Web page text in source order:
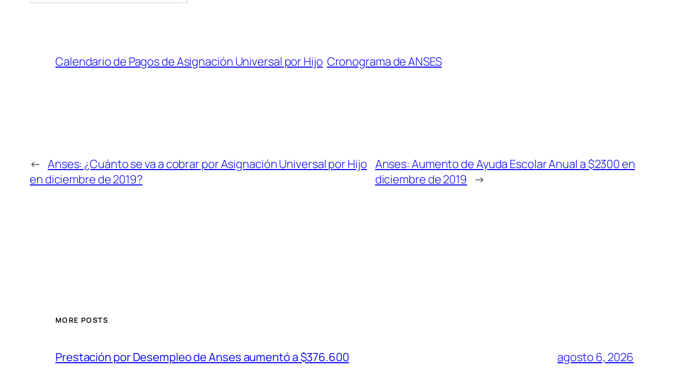
Calendario de Pagos de Asignación Universal por Hijo Cronograma de ANSES
← Anses: ¿Cuánto se va a cobrar por Asignación Universal por Hijo
en diciembre de 2019?
Anses: Aumento de Ayuda Escolar Anual a $2300 en
diciembre de 2019 →
MORE POSTS
Prestación por Desempleo de Anses aumentó a $376.600 agosto 6, 2026